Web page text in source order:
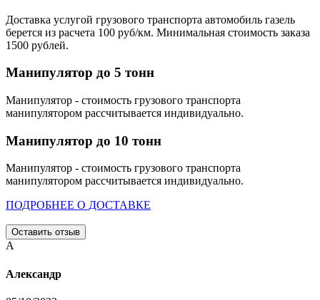
Доставка услугой грузового транспорта автомобиль газель
берется из расчета 100 руб/км. Минимальная стоимость заказа
1500 рублей.
Манипулятор до 5 тонн
Манипулятор - стоимость грузового транспорта
манипулятором рассчитывается индивидуально.
Манипулятор до 10 тонн
Манипулятор - стоимость грузового транспорта
манипулятором рассчитывается индивидуально.
ПОДРОБНЕЕ О ДОСТАВКЕ
Оставить отзыв
А
Александр